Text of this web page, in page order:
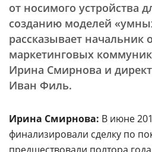
от носимого устройства
созданию моделей
рассказывает начальник
маркетинговых
Ирина Смирнова и
Иван Филь.
Ирина Смирнова: В июне
финализировали сделку по